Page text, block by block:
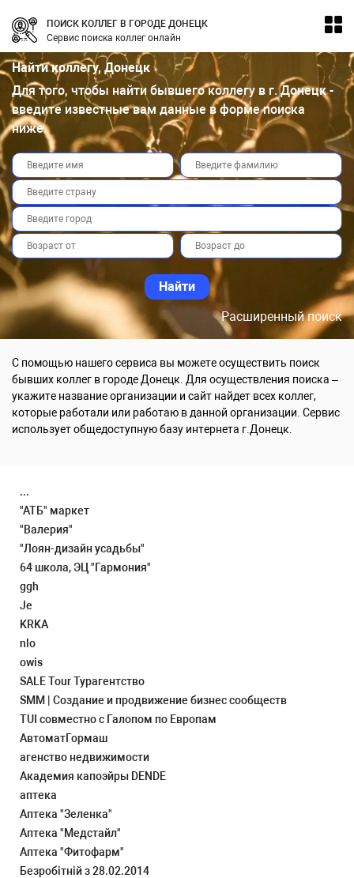
ПОИСК КОЛЛЕГ В ГОРОДЕ ДОНЕЦК
Сервис поиска коллег онлайн
Найти коллегу, Донецк
Для того, чтобы найти бывшего коллегу в г. Донецк -
введите известные вам данные в форме поиска
ниже.
Расширенный поиск
С помощью нашего сервиса вы можете осуществить поиск
бывших коллег в городе Донецк. Для осуществления поиска –
укажите название организации и сайт найдет всех коллег,
которые работали или работаю в данной организации. Сервис
использует общедоступную базу интернета г.Донецк.
...
"АТБ" маркет
"Валерия"
"Лоян-дизайн усадьбы"
64 школа, ЭЦ "Гармония"
ggh
Je
KRKA
nlo
owis
SALE Tour Турагентство
SMM | Создание и продвижение бизнес сообществ
TUI совместно с Галопом по Европам
АвтоматГормаш
агенство недвижимости
Академия капоэйры DENDE
аптека
Аптека "Зеленка"
Аптека "Медстайл"
Аптека "Фитофарм"
Безробітній з 28.02.2014